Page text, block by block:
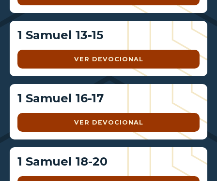
1 Samuel 13-15
VER DEVOCIONAL
1 Samuel 16-17
VER DEVOCIONAL
1 Samuel 18-20